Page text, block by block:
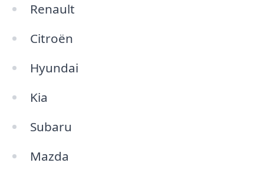
Renault
Citroën
Hyundai
Kia
Subaru
Mazda